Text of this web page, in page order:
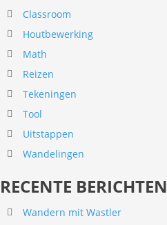
Classroom
Houtbewerking
Math
Reizen
Tekeningen
Tool
Uitstappen
Wandelingen
RECENTE BERICHTEN
Wandern mit Wastler